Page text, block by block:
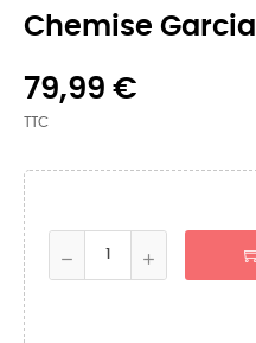
Chemise Garcia
79,99 €
TTC